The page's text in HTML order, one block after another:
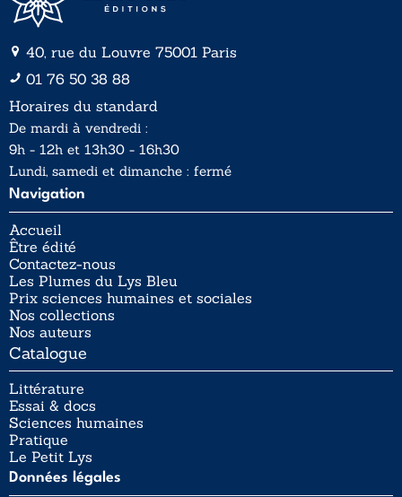
40, rue du Louvre 75001 Paris
01 76 50 38 88
Horaires du standard
De mardi à vendredi :
9h - 12h et 13h30 - 16h30
Lundi, samedi et dimanche : fermé
Navigation
Accueil
Être édité
Contactez-nous
Les Plumes du Lys Bleu
Prix sciences humaines et sociales
Nos collections
Nos auteurs
Catalogue
Littérature
Essai & docs
Sciences humaines
Pratique
Le Petit Lys
Données légales